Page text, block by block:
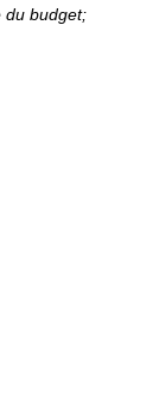
du budget;